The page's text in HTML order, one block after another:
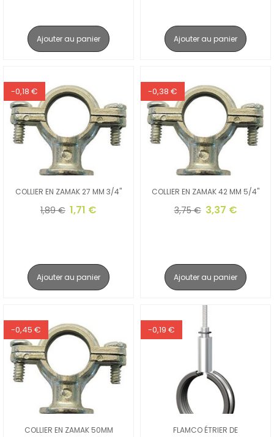
Ajouter au panier Ajouter au panier
COLLIER EN ZAMAK 27 MM 3/4"
1,89 € 1,71 €
Ajouter au panier
-0,18 €
COLLIER EN ZAMAK 42 MM 5/4"
3,75 € 3,37 €
Ajouter au panier
-0,38 €
COLLIER EN ZAMAK 50MM
-0,45 €
FLAMCO ÉTRIER DE
-0,19 €